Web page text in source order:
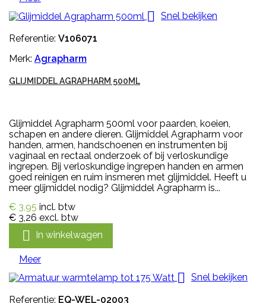
 Snel bekijken
Referentie: V106071
Merk: Agrapharm
GLIJMIDDEL AGRAPHARM 500ML
Glijmiddel Agrapharm 500ml voor paarden, koeien,
schapen en andere dieren. Glijmiddel Agrapharm voor
handen, armen, handschoenen en instrumenten bij
vaginaal en rectaal onderzoek of bij verloskundige
ingrepen. Bij verloskundige ingrepen handen en armen
goed reinigen en ruim insmeren met glijmiddel. Heeft u
meer glijmiddel nodig? Glijmiddel Agrapharm is...
€ 3,95 incl. btw
€ 3,26 excl. btw
 In winkelwagen
Meer
 Snel bekijken
Referentie: EQ-WEL-02003